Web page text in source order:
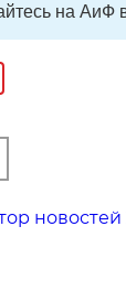
на АиФ